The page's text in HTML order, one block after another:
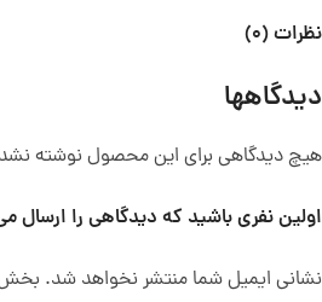
نظرات (0)
دیدگاهها
هیچ دیدگاهی برای این محصول نوشته
اولین نفری باشید که دیدگاهی را ارسال می کنید
نشانی ایمیل شما منتشر نخواهد شد.